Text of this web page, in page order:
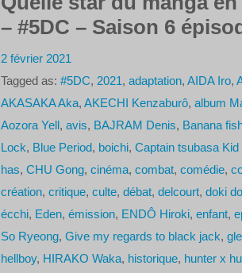
– #5DC – Saison 6
2 février 2021
Tagged as: #5DC, 2021, adaptation, AIDA Iro,
AKASAKA Aka, AKECHI Kenzaburô, album
Aozora Yell , avis, BAJRAM Denis, Banana
Lock, Blue Period, boichi, Captain tsubasa Kid
has, CHU Gong, cinéma, combat, comédie,
création, critique, culte, débat, delcourt, doki
écchi, Eden, émission, ENDÔ Hiroki, enfant,
So Ryeong, Give my regards to black jack,
hellboy, HIRAKO Waka, historique, hunter x